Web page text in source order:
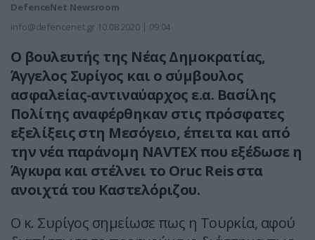
DefenceNet Newsroom
info@defencenet.gr 10.08.2020 | 09:04
Ο βουλευτής της Νέας Δημοκρατίας,
Άγγελος Συρίγος και ο σύμβουλος
ασφαλείας-αντιναύαρχος ε.α. Βασίλης
Πολίτης αναφέρθηκαν στις πρόσφατες
εξελίξεις στη Μεσόγειο, έπειτα και από
την νέα παράνομη NAVTEX που εξέδωσε η
Άγκυρα και στέλνει το Oruc Reis στα
ανοιχτά του Καστελόριζου.
Ο κ. Συρίγος σημείωσε πως η Τουρκία, αφού